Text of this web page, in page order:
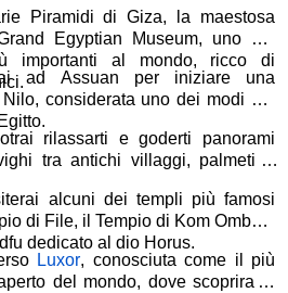
Piramidi di Giza, la maestosa
Egyptian Museum, uno dei
importanti al mondo, ricco di
ad Assuan per iniziare una
considerata uno dei modi più
rilassarti e goderti panorami
tra antichi villaggi, palmeti e
alcuni dei templi più famosi
di File, il Tempio di Kom Omboe
dedicato al dio Horus.
Luxor, conosciuta come il più
del mondo, dove scoprirai il